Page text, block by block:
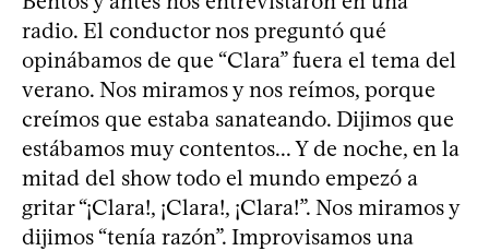
radio. El conductor nos preguntó qué
opinábamos de que “Clara” fuera el tema del
verano. Nos miramos y nos reímos, porque
creímos que estaba sanateando. Dijimos que
estábamos muy contentos... Y de noche, en la
mitad del show todo el mundo empezó a
gritar “¡Clara!, ¡Clara!, ¡Clara!”. Nos miramos y
dijimos “tenía razón”. Improvisamos una